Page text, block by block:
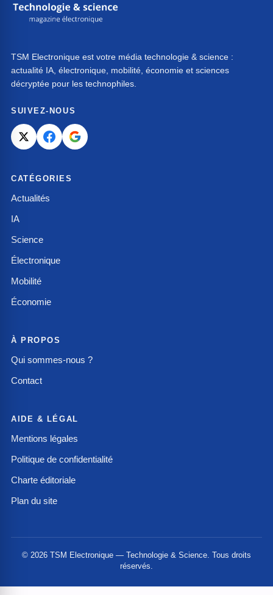
TSM Electronique est votre média technologie & science :
actualité IA, électronique, mobilité, économie et sciences
décryptée pour les technophiles.
SUIVEZ-NOUS
CATÉGORIES
Actualités
IA
Science
Électronique
Mobilité
Économie
À PROPOS
Qui sommes-nous ?
Contact
AIDE & LÉGAL
Mentions légales
Politique de confidentialité
Charte éditoriale
Plan du site
© 2026 TSM Electronique — Technologie & Science. Tous droits
réservés.